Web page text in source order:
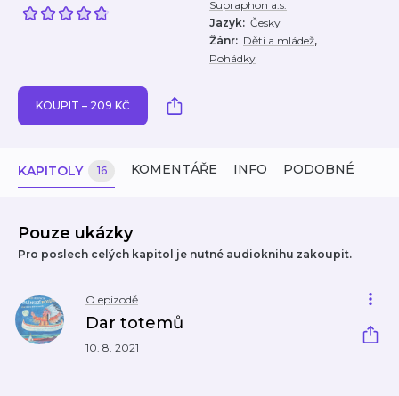
Supraphon a.s.
Jazyk: Česky
Žánr: Děti a mládež,
Pohádky
KOUPIT – 209 KČ
KAPITOLY 16 KOMENTÁŘE INFO PODOBNÉ
Pouze ukázky
Pro poslech celých kapitol je nutné audioknihu zakoupit.
O epizodě
Dar totemů
10. 8. 2021